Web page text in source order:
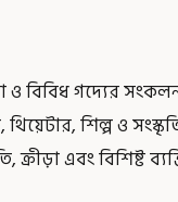
বিবিধ গদ্যের সংকলন
থিয়েটার, শিল্প ও
এবং বিশিষ্ট